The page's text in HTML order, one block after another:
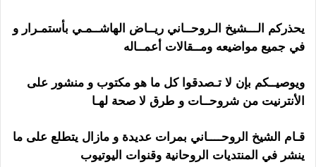
يحذركم الـــشيخ الـروحــاني ريــاض الهاشــمـي بأستمـرار و
في جميع مواضيعه ومــقالات أعمــاله
ويوصيــكم بإن لا تـصدقوا كل ما هو مكتوب و منشور على
الأنترنيت من شروحــات و طرق لا صحة لهـا
قـام الشيخ الروحــــاني بمرات عديدة و مازال يتطلع على ما
ينشر في المنتديات الروحانية وقنوات اليوتيوب